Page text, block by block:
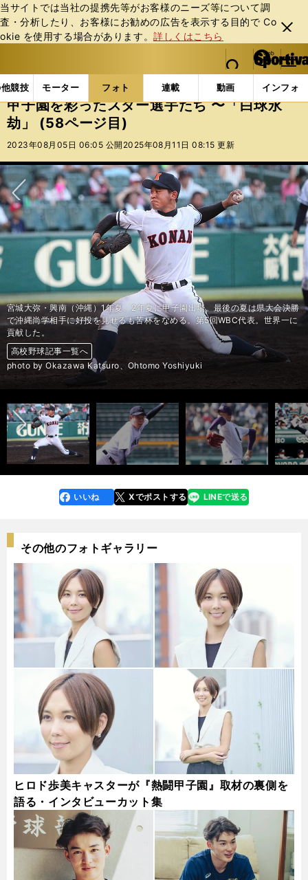
当サイトでは当社の提携先等がお客様のニーズ等について調
査・分析したり、お客様にお勧めの広告を表⽰する⽬的で Co
okie を使⽤する場合があります。詳しくはこちら
閉じ
る
web Sportiva (webスポルティーバ)
検索
マイペ
ー
ジ
メニュ
競技 モーター フォト 連載 動画 インフォ
b
ス
ポ
ル
ー
バ
フォトギャラリー コラムフォト 甲子園を彩ったス
甲子園を彩ったスター選手たち 〜「白球永
劫」 (58ページ目)
2023年08月05日 06:05 公開 2025年08月11日 08:15 更新
次へ
高校野球記事一覧へ
高校野球記事一覧へ
高校野球記事一覧へ
高校野球記事一覧へ
高校野球記事一覧へ
高校野球記事一覧へ
高校野球記事一覧へ
高校野球記事一覧へ
高校野球記事一覧へ
高校野球記事一覧へ
高校野球記事一覧へ
高校野球記事一覧へ
高校野球記事一覧へ
高校野球記事一覧へ
高校野球記事一覧へ
高校野球記事一覧へ
高校野球記事一覧へ
高校野球記事一覧へ
高校野球記事一覧へ
高校野球記事一覧へ
高校野球記事一覧へ
高校野球記事一覧へ
高校野球記事一覧へ
高校野球記事一覧へ
高校野球記事一覧へ
高校野球記事一覧へ
高校野球記事一覧へ
高校野球記事一覧へ
高校野球記事一覧へ
高校野球記事一覧へ
高校野球記事一覧へ
高校野球記事一覧へ
高校野球記事一覧へ
高校野球記事一覧へ
高校野球記事一覧へ
高校野球記事一覧へ
高校野球記事一覧へ
高校野球記事一覧へ
高校野球記事一覧へ
高校野球記事一覧へ
高校野球記事一覧へ
高校野球記事一覧へ
高校野球記事一覧へ
高校野球記事一覧へ
高校野球記事一覧へ
高校野球記事一覧へ
高校野球記事一覧へ
高校野球記事一覧へ
高校野球記事一覧へ
高校野球記事一覧へ
高校野球記事一覧へ
高校野球記事一覧へ
高校野球記事一覧へ
高校野球記事一覧へ
高校野球記事一覧へ
高校野球記事一覧へ
高校野球記事一覧へ
宮城大弥・興南（沖縄）1年夏、2年夏に甲子園出場。最後の夏は県大会決勝
で沖縄尚学相手に好投を見せるも苦杯をなめる。第5回WBC代表。世界一に
貢献した。
高校野球記事一覧へ
photo by Okazawa Katsuro、Ohtomo Yoshiyuki
高校野球記事一覧へ
高校野球記事一覧へ
高校野球記事一覧へ
前へ
faceboo
k
いいね Xでポストする
line LINEで送る
その他のフォトギャラリー
ヒロド歩美キャスターが『熱闘甲子園』取材の裏側を
語る・インタビューカット集